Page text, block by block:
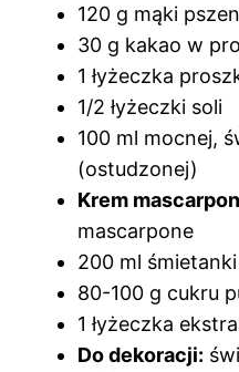
120 g mąki
30 g kakao w
1 łyżeczka
1/2 łyżeczki soli
100 ml mocnej,
(ostudzonej)
Krem
mascarpone
200 ml
80-100 g cukru
1 łyżeczka
Do dekoracji: